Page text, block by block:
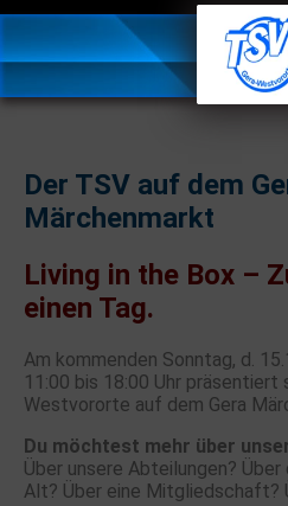
Der TSV auf dem
Märchenmarkt
Living in the Box –
einen Tag.
Am kommenden Sonntag, d.
11:00 bis 18:00 Uhr präsentiert
Westvororte auf dem Gera
Du möchtest mehr über
Über unsere Abteilungen?
Alt? Über eine Mitgliedschaft?